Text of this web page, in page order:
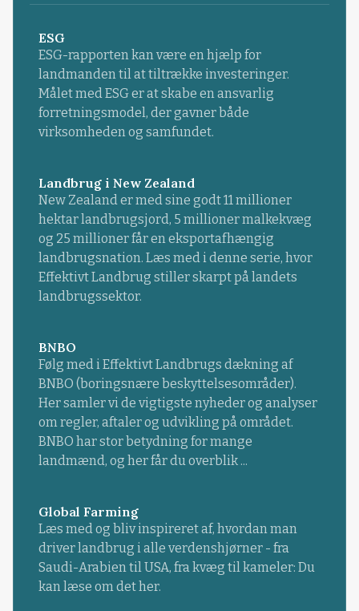
ESG
ESG-rapporten kan være en hjælp for
landmanden til at tiltrække investeringer.
Målet med ESG er at skabe en ansvarlig
forretningsmodel, der gavner både
virksomheden og samfundet.
Landbrug i New Zealand
New Zealand er med sine godt 11 millioner
hektar landbrugsjord, 5 millioner malkekvæg
og 25 millioner får en eksportafhængig
landbrugsnation. Læs med i denne serie, hvor
Effektivt Landbrug stiller skarpt på landets
landbrugssektor.
BNBO
Følg med i Effektivt Landbrugs dækning af
BNBO (boringsnære beskyttelsesområder).
Her samler vi de vigtigste nyheder og analyser
om regler, aftaler og udvikling på området.
BNBO har stor betydning for mange
landmænd, og her får du overblik ...
Global Farming
Læs med og bliv inspireret af, hvordan man
driver landbrug i alle verdenshjørner - fra
Saudi-Arabien til USA, fra kvæg til kameler: Du
kan læse om det her.